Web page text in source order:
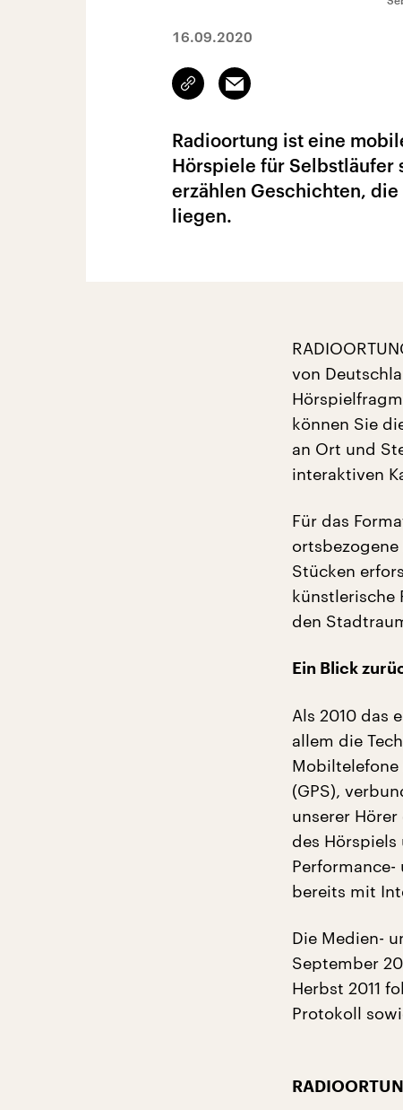
16.09.2020
Link
kopieren/teilen
Email
Radioortung ist eine
Hörspiele für Selbstläufer
erzählen Geschichten,
liegen.
von
können Sie
an Ort und
interaktiven
Für das
Stücken
künstlerische
den
Ein Blick
Als 2010 das
allem die
(GPS),
unserer
des Hörspiels
bereits mit
Die Medien-
September
Herbst 2011
Protokoll